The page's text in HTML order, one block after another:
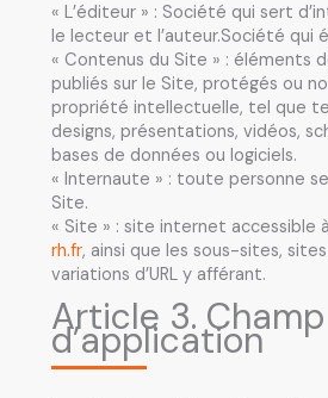
« L’éditeur » : Société qui sert
le lecteur et l’auteur.Société qui
« Contenus du Site » : éléments
publiés sur le Site, protégés ou
propriété intellectuelle, tel que
designs, présentations, vidéos,
bases de données ou logiciels.
« Internaute » : toute personne
Site.
« Site » : site internet accessible à
rh.fr, ainsi que les sous-sites,
variations d’URL y afférant.
Article 3. Champ
d’application